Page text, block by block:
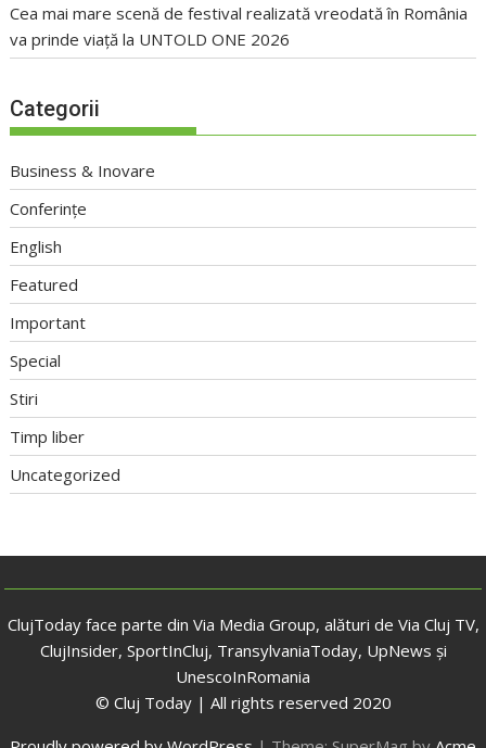
Cea mai mare scenă de festival realizată vreodată în România
va prinde viață la UNTOLD ONE 2026
Categorii
Business & Inovare
Conferințe
English
Featured
Important
Special
Stiri
Timp liber
Uncategorized
ClujToday face parte din Via Media Group, alături de Via Cluj TV,
ClujInsider, SportInCluj, TransylvaniaToday, UpNews și
UnescoInRomania
© Cluj Today | All rights reserved 2020